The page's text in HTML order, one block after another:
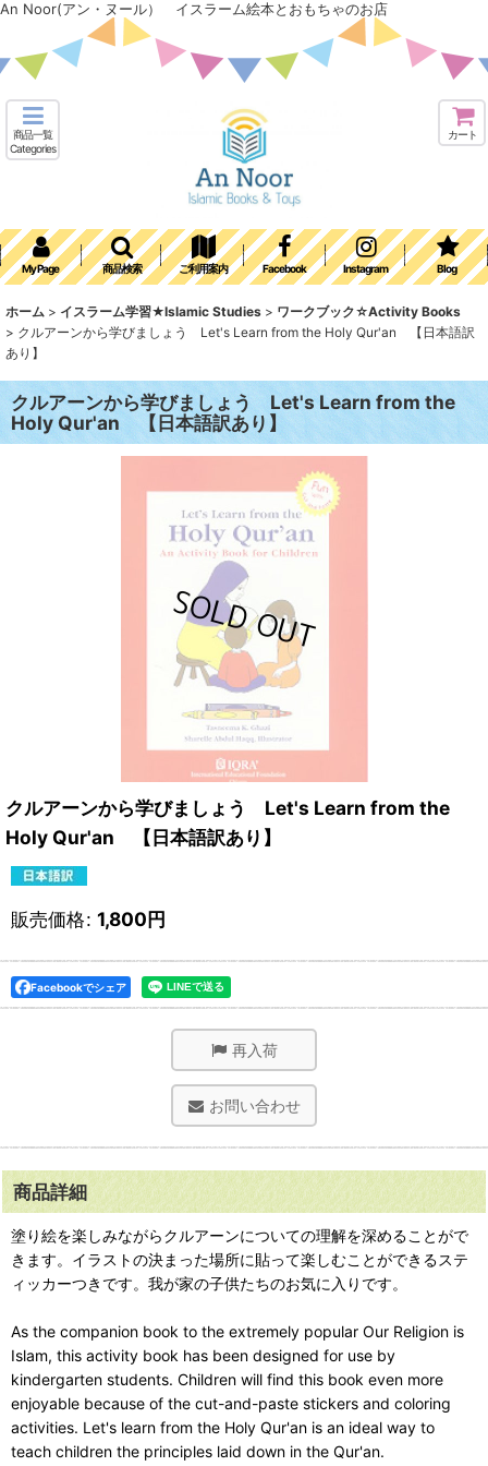
An Noor(アン・ヌール） イスラーム絵本とおもちゃのお店
商品一覧
Categories
カート
My Page 商品検索 ご利用案内 Facebook Instagram Blog
ホーム > イスラーム学習★Islamic Studies > ワークブック☆Activity Books
> クルアーンから学びましょう Let's Learn from the Holy Qur'an 【日本語訳
あり】
クルアーンから学びましょう Let's Learn from the
Holy Qur'an 【日本語訳あり】
クルアーンから学びましょう Let's Learn from the
Holy Qur'an 【日本語訳あり】
販売価格: 1,800円
Facebookでシェア
再入荷
お問い合わせ
商品詳細
塗り絵を楽しみながらクルアーンについての理解を深めることがで
きます。イラストの決まった場所に貼って楽しむことができるステ
ィッカーつきです。我が家の子供たちのお気に入りです。
As the companion book to the extremely popular Our Religion is
Islam, this activity book has been designed for use by
kindergarten students. Children will find this book even more
enjoyable because of the cut-and-paste stickers and coloring
activities. Let's learn from the Holy Qur'an is an ideal way to
teach children the principles laid down in the Qur'an.